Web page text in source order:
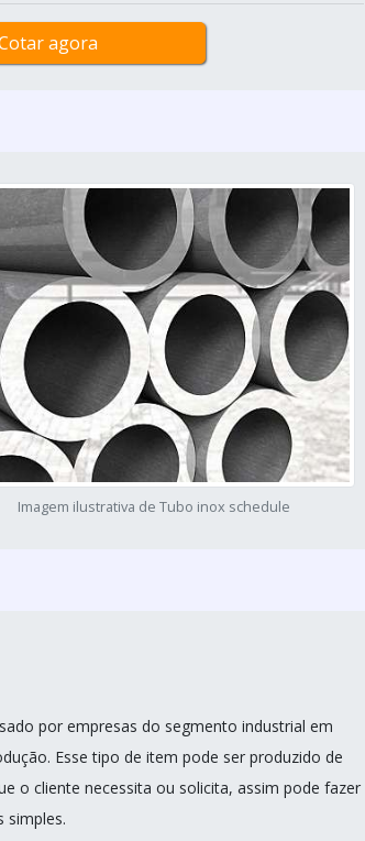
agora
Imagem ilustrativa de Tubo inox schedule
por empresas do segmento industrial em
Esse tipo de item pode ser produzido de
o cliente necessita ou solicita, assim pode fazer
simples.